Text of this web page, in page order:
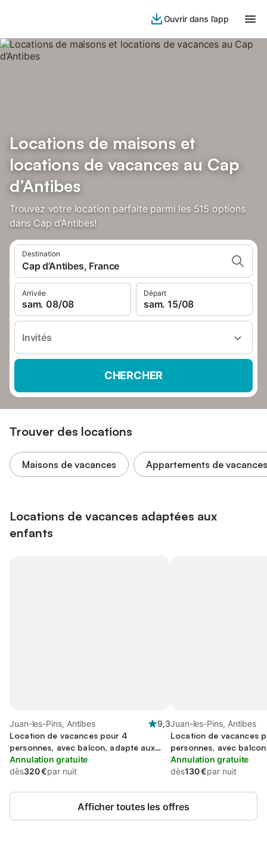
Ouvrir dans l’app
Locations de maisons et
locations de vacances au Cap
d’Antibes
Trouvez votre location parfaite parmi les 515 options
dans Cap d’Antibes!
Destination
Cap d’Antibes, France
Arrivée
sam. 08/08
Départ
sam. 15/08
Invités
CHERCHER
Trouver des locations
Maisons de vacances Appartements de vacances
Locations de vacances adaptées aux
enfants
Juan-les-Pins, Antibes
9,3
Location de vacances pour 4
personnes, avec balcon, adapté aux
familles
Annulation gratuite
dès320 €par nuit
Juan-les-Pins, Antibes
Location de vacances
personnes, avec balcon
Annulation gratuite
dès130 €par nuit
Afficher toutes les offres